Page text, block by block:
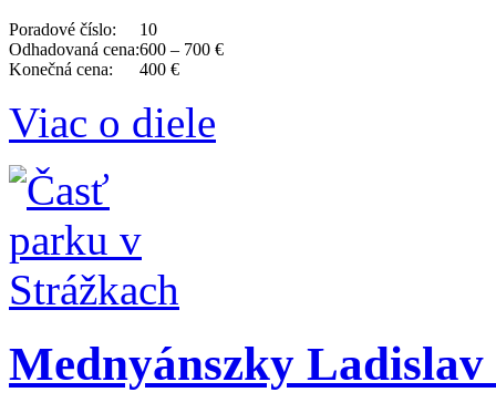
Poradové číslo:
10
Odhadovaná cena:600 – 700 €
Konečná cena:
400 €
Viac o diele
Mednyánszky Ladislav